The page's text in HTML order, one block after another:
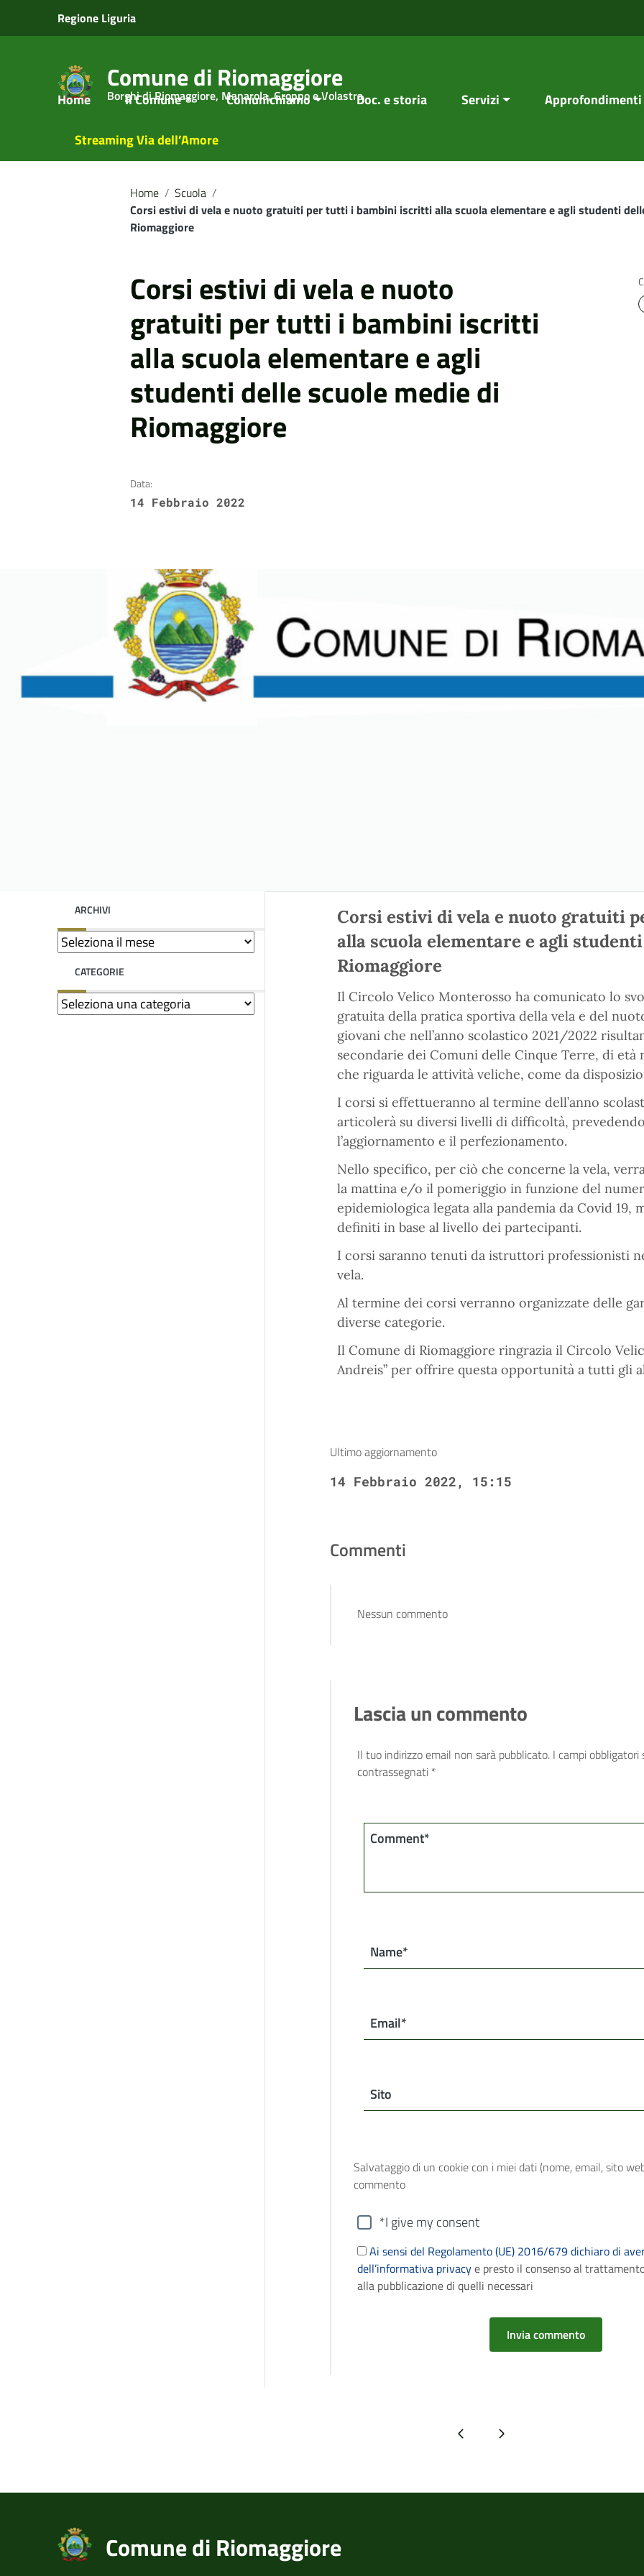
Vai ai contenuti
Vai al menu di navigazione
Regione Liguria
Comune di Riomaggiore
Borghi di Riomaggiore, Manarola, Groppo e Volastra
Home Il Comune Comunichiamo Doc. e storia Servizi Approfondimenti
Streaming Via dell’Amore
Home / Scuola /
Corsi estivi di vela e nuoto gratuiti per tutti i bambini iscritti alla scuola elementare e agli studenti
Riomaggiore
Corsi estivi di vela e nuoto
gratuiti per tutti i bambini iscritti
alla scuola elementare e agli
studenti delle scuole medie di
Riomaggiore
Data:
14 Febbraio 2022
ARCHIVI
CATEGORIE
Corsi estivi di vela e nuoto gratuiti
alla scuola elementare e agli
Riomaggiore
Il Circolo Velico Monterosso ha comunicato lo
gratuita della pratica sportiva della vela e del
giovani che nell’anno scolastico 2021/2022
secondarie dei Comuni delle Cinque Terre, di
che riguarda le attività veliche, come da
I corsi si effettueranno al termine dell’anno
articolerà su diversi livelli di difficoltà,
l’aggiornamento e il perfezionamento.
Nello specifico, per ciò che concerne la vela,
la mattina e/o il pomeriggio in funzione del
epidemiologica legata alla pandemia da Covid
definiti in base al livello dei partecipanti.
I corsi saranno tenuti da istruttori professionisti
vela.
Al termine dei corsi verranno organizzate delle
diverse categorie.
Il Comune di Riomaggiore ringrazia il Circolo
Andreis” per offrire questa opportunità a tutti gli
Ultimo aggiornamento
14 Febbraio 2022, 15:15
Commenti
Nessun commento
Lascia un commento
Il tuo indirizzo email non sarà pubblicato. I campi obbligatori
contrassegnati *
Comment*
Name*
Email*
Sito
Salvataggio di un cookie con i miei dati (nome, email, sito
commento
*I give my consent
Ai sensi del Regolamento (UE) 2016/679 dichiaro di
dell’informativa privacye presto il consenso al
alla pubblicazione di quelli necessari
Pagina precedentePagina successiva
Comune di Riomaggiore